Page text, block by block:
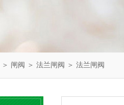
＞ 闸阀 ＞ 法兰闸阀 ＞ 法兰闸阀